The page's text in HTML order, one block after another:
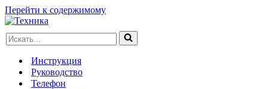
Перейти к содержимому
Искать...
Инструкция
Руководство
Телефон